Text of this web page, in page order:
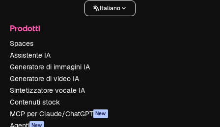
Italiano
Prodotti
Spaces
Assistente IA
Generatore di immagini IA
Generatore di video IA
Sintetizzatore vocale IA
Contenuti stock
MCP per Claude/ChatGPT New
New